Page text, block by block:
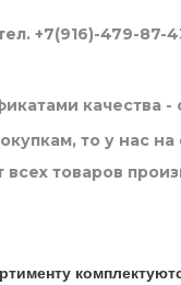
+7(916)-479-87-
качества
то у нас
товаров